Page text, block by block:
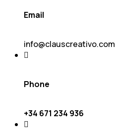
Email
info@clauscreativo.com
Phone
+34 671 234 936